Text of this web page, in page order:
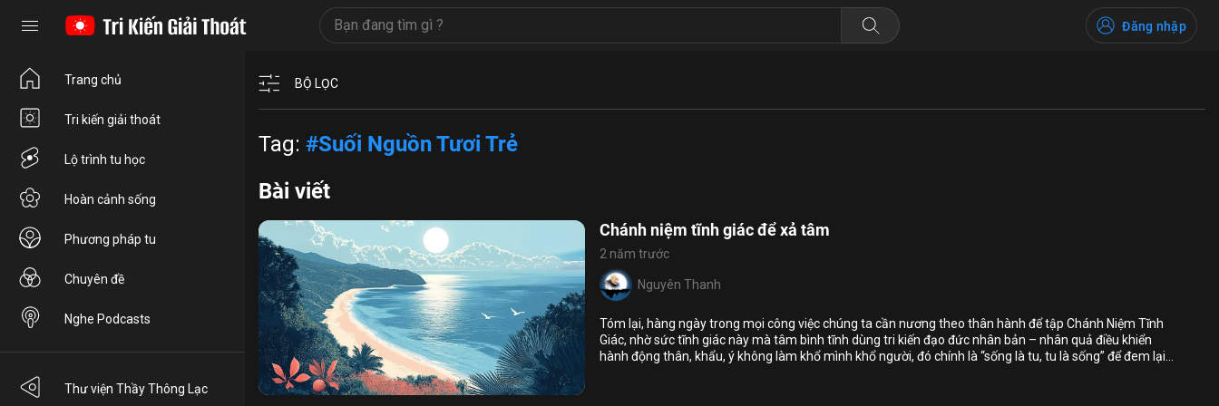
Đăng nhập
Trang chủ
Tri kiến giải thoát
Lộ trình tu học
Hoàn cảnh sống
Phương pháp tu
Chuyên đề
Nghe Podcasts
Thư viện Thầy Thông Lạc
BỘ LỌC
Tag: #Suối Nguồn Tươi Trẻ
Bài viết
tu là sống ly dục buông xả
7 8
Chánh niệm tĩnh giác để xả tâm
2 năm trước
Nguyên Thanh
Tóm lại, hàng ngày trong mọi công việc chúng ta cần nương theo thân hành để tập Chánh Niệm Tĩnh
Giác, nhờ sức tĩnh giác này mà tâm bình tĩnh dùng tri kiến đạo đức nhân bản – nhân quả điều khiển
hành động thân, khẩu, ý không làm khổ mình khổ người, đó chính là “sống là tu, tu là sống” để đem lại
Bình luận
Họ và tên
Địa chỉ email
Địa chỉ email
Mật khẩu